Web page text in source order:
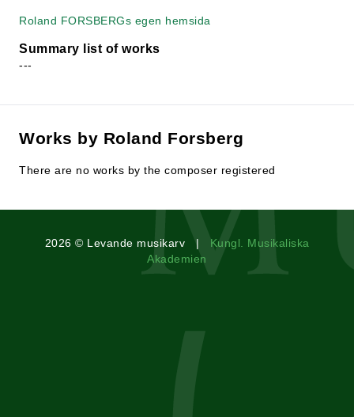
Roland FORSBERGs egen hemsida
Summary list of works
---
Works by Roland Forsberg
There are no works by the composer registered
2026 © Levande musikarv | Kungl. Musikaliska
Akademien